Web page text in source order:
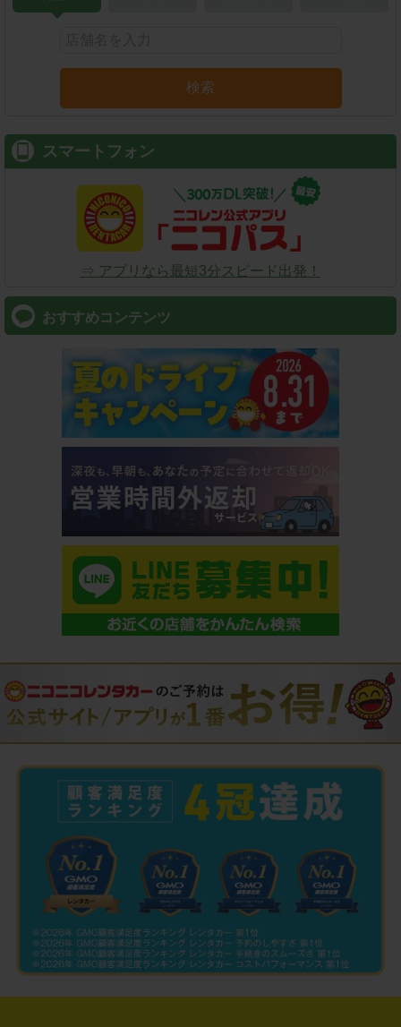
検索
スマートフォン
⇒ アプリなら最短3分スピード出発！
おすすめコンテンツ